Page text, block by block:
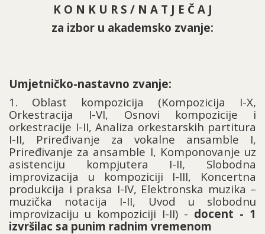
K O N K U R S / N A T J E Č A J
za izbor u akademsko zvanje:
Umjetničko-nastavno zvanje:
1. Oblast kompozicija (Kompozicija I-X,
Orkestracija I-VI, Osnovi kompozicije i
orkestracije I-II, Analiza orkestarskih partitura
I-II, Priređivanje za vokalne ansamble I,
Priređivanje za ansamble I, Komponovanje uz
asistenciju kompjutera I-II, Slobodna
improvizacija u kompoziciji I-III, Koncertna
produkcija i praksa I-IV, Elektronska muzika –
muzička notacija I-II, Uvod u slobodnu
improvizaciju u kompoziciji I-II) - docent - 1
izvršilac sa punim radnim vremenom